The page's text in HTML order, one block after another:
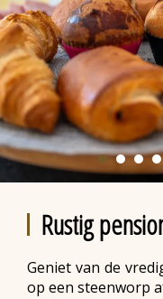
Rustig
Geniet van de
op een steenworp